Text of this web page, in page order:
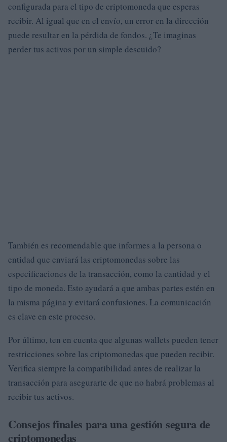
configurada para el tipo de criptomoneda que esperas
recibir. Al igual que en el envío, un error en la dirección
puede resultar en la pérdida de fondos. ¿Te imaginas
perder tus activos por un simple descuido?
También es recomendable que informes a la persona o
entidad que enviará las criptomonedas sobre las
especificaciones de la transacción, como la cantidad y el
tipo de moneda. Esto ayudará a que ambas partes estén en
la misma página y evitará confusiones. La comunicación
es clave en este proceso.
Por último, ten en cuenta que algunas wallets pueden tener
restricciones sobre las criptomonedas que pueden recibir.
Verifica siempre la compatibilidad antes de realizar la
transacción para asegurarte de que no habrá problemas al
recibir tus activos.
Consejos finales para una gestión segura de
criptomonedas